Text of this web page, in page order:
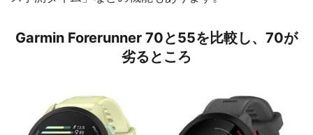
Garmin Forerunner 70と55を比較し、70が
劣るところ